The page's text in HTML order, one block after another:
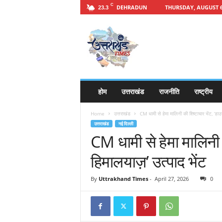
23.3 C DEHRADUN THURSDAY, AUGUST
a
होम उत्तराखंड राजनीति राष्ट्रीय
Home उत्तराखंड CM धामी से हेमा मालिनी की शिष्टाचार भेंट,
उत्तराखंड नई दिल्ली
CM धामी से हेमा
हिमालयाज़’ उत्पाद भेंट
By Uttrakhand Times- April 27, 2026 0